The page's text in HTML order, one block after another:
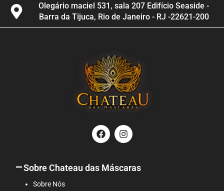
Olegário maciel 531, sala 207 Edifício Seaside -
Barra da Tijuca, Rio de Janeiro - RJ -22621-200
F
a
b
o
I
n
a
g
Sobre Chateau das Máscaras
Sobre Nós